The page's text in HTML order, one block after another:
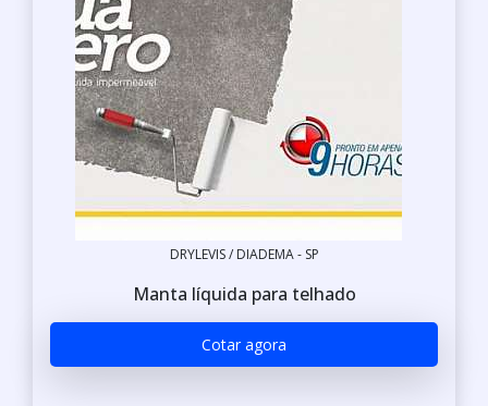
DRYLEVIS / DIADEMA - SP
Manta líquida para telhado
Cotar agora